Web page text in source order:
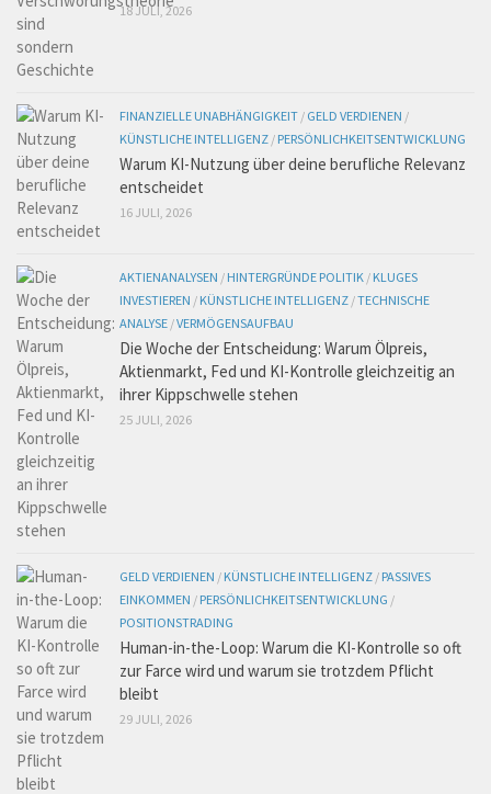
18 JULI, 2026
FINANZIELLE UNABHÄNGIGKEIT / GELD VERDIENEN /
KÜNSTLICHE INTELLIGENZ / PERSÖNLICHKEITSENTWICKLUNG
Warum KI-Nutzung über deine berufliche Relevanz
entscheidet
16 JULI, 2026
AKTIENANALYSEN / HINTERGRÜNDE POLITIK / KLUGES
INVESTIEREN / KÜNSTLICHE INTELLIGENZ /TECHNISCHE
ANALYSE /VERMÖGENSAUFBAU
Die Woche der Entscheidung: Warum Ölpreis,
Aktienmarkt, Fed und KI-Kontrolle gleichzeitig an
ihrer Kippschwelle stehen
25 JULI, 2026
GELD VERDIENEN / KÜNSTLICHE INTELLIGENZ / PASSIVES
EINKOMMEN / PERSÖNLICHKEITSENTWICKLUNG /
POSITIONSTRADING
Human-in-the-Loop: Warum die KI-Kontrolle so oft
zur Farce wird und warum sie trotzdem Pflicht
bleibt
29 JULI, 2026